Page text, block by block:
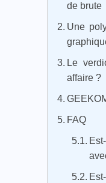
de brute
Une
Le
affaire ?
FAQ